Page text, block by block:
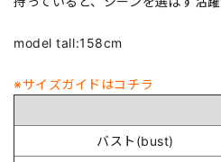
model tall:158cm
※サイズガイドはコチラ
バスト(bust)